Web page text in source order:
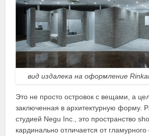
вид издалека на оформление
Это не просто островок с вещами, а
заключенная в архитектурную форму.
студией Negu Inc., это пространство
кардинально отличается от